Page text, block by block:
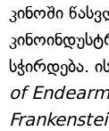
კინოში
სჭირდება.
of